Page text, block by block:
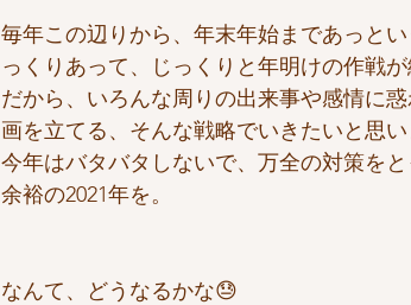
毎年この辺りから、年末年始まであっと
っくりあって、じっくりと年明けの作戦
だから、いろんな周りの出来事や感情に
画を立てる、そんな戦略でいきたいと思い
今年はバタバタしないで、万全の対策を
余裕の2021年を。
なんて、どうなるかな😓